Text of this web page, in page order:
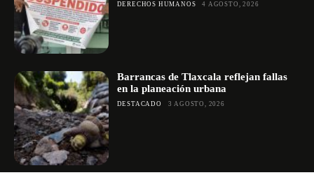
DERECHOS HUMANOS 4 AGOSTO, 2026
Barrancas de Tlaxcala reflejan fallas
en la planeación urbana
DESTACADO 3 AGOSTO, 2026